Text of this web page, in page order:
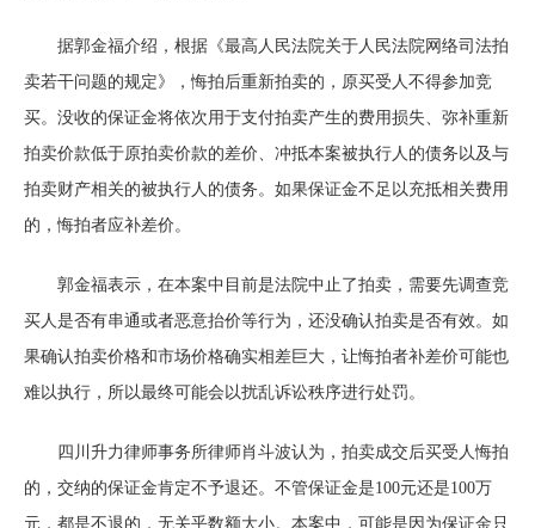
据郭金福介绍，根据《最高人民法院关于人民法院网络司法拍
卖若干问题的规定》，悔拍后重新拍卖的，原买受人不得参加竞
买。没收的保证金将依次用于支付拍卖产生的费用损失、弥补重新
拍卖价款低于原拍卖价款的差价、冲抵本案被执行人的债务以及与
拍卖财产相关的被执行人的债务。如果保证金不足以充抵相关费用
的，悔拍者应补差价。
郭金福表示，在本案中目前是法院中止了拍卖，需要先调查竞
买人是否有串通或者恶意抬价等行为，还没确认拍卖是否有效。如
果确认拍卖价格和市场价格确实相差巨大，让悔拍者补差价可能也
难以执行，所以最终可能会以扰乱诉讼秩序进行处罚。
四川升力律师事务所律师肖斗波认为，拍卖成交后买受人悔拍
的，交纳的保证金肯定不予退还。不管保证金是100元还是100万
元，都是不退的，无关乎数额大小。本案中，可能是因为保证金只